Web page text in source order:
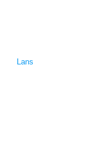
Lans